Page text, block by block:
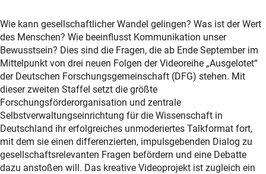
Wie kann gesellschaftlicher Wandel gelingen? Was ist der Wert
des Menschen? Wie beeinflusst Kommunikation unser
Bewusstsein? Dies sind die Fragen, die ab Ende September im
Mittelpunkt von drei neuen Folgen der Videoreihe „Ausgelotet“
der Deutschen Forschungsgemeinschaft (DFG) stehen. Mit
dieser zweiten Staffel setzt die größte
Forschungsförderorganisation und zentrale
Selbstverwaltungseinrichtung für die Wissenschaft in
Deutschland ihr erfolgreiches unmoderiertes Talkformat fort,
mit dem sie einen differenzierten, impulsgebenden Dialog zu
gesellschaftsrelevanten Fragen befördern und eine Debatte
dazu anstoßen will. Das kreative Videoprojekt ist zugleich ein